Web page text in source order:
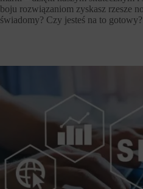
boju rozwiązaniom zyskasz rzesze
świadomy? Czy jesteś na to gotowy?